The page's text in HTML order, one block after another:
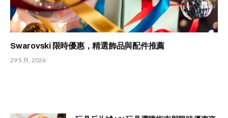
Swarovski 限時優惠，精選飾品與配件推薦
29 5 月, 2026